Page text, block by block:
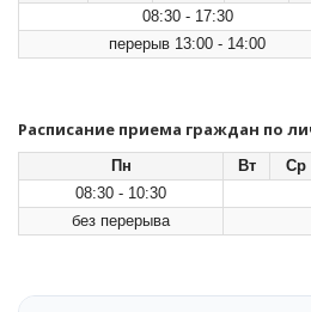
08:30 - 17:30
перерыв 13:00 - 14:00
Расписание приема граждан по
Пн Вт Ср
08:30 - 10:30
без перерыва